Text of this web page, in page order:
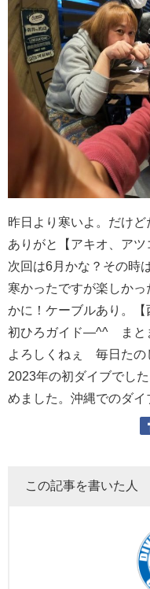
昨日より寒いよ。だけ
ありがと【アキオ、アツ
次回は6月かな？その時
寒かったですが楽しかっ
かに！ケーブルあり。【
初ひろガイド―^^ まと
よろしくねぇ 毎日たの
2023年の初ダイブでし
めました。沖縄でのダイ
この記事を書いた人